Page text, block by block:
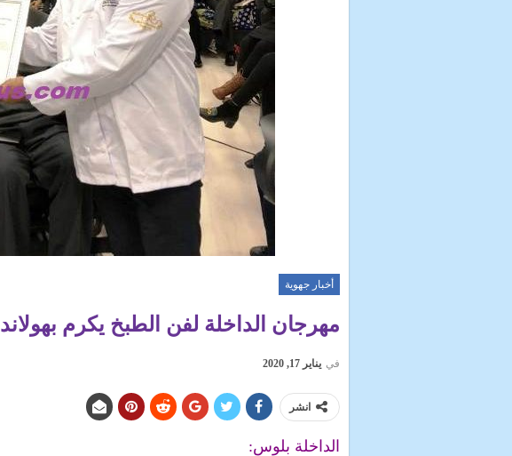
أخبار جهوية
مهرجان الداخلة لفن الطبخ يكرم بهولاندا
في يناير 17, 2020
انشر
الداخلة بلوس: